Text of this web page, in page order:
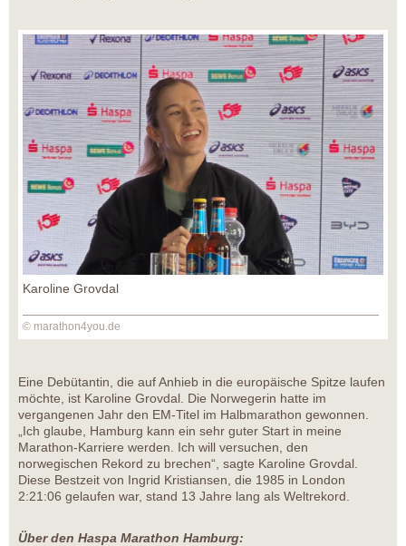
Karoline Grovdal
© marathon4you.de
Eine Debütantin, die auf Anhieb in die europäische Spitze laufen
möchte, ist Karoline Grovdal. Die Norwegerin hatte im
vergangenen Jahr den EM-Titel im Halbmarathon gewonnen.
„Ich glaube, Hamburg kann ein sehr guter Start in meine
Marathon-Karriere werden. Ich will versuchen, den
norwegischen Rekord zu brechen“, sagte Karoline Grovdal.
Diese Bestzeit von Ingrid Kristiansen, die 1985 in London
2:21:06 gelaufen war, stand 13 Jahre lang als Weltrekord.
Über den Haspa Marathon Hamburg: